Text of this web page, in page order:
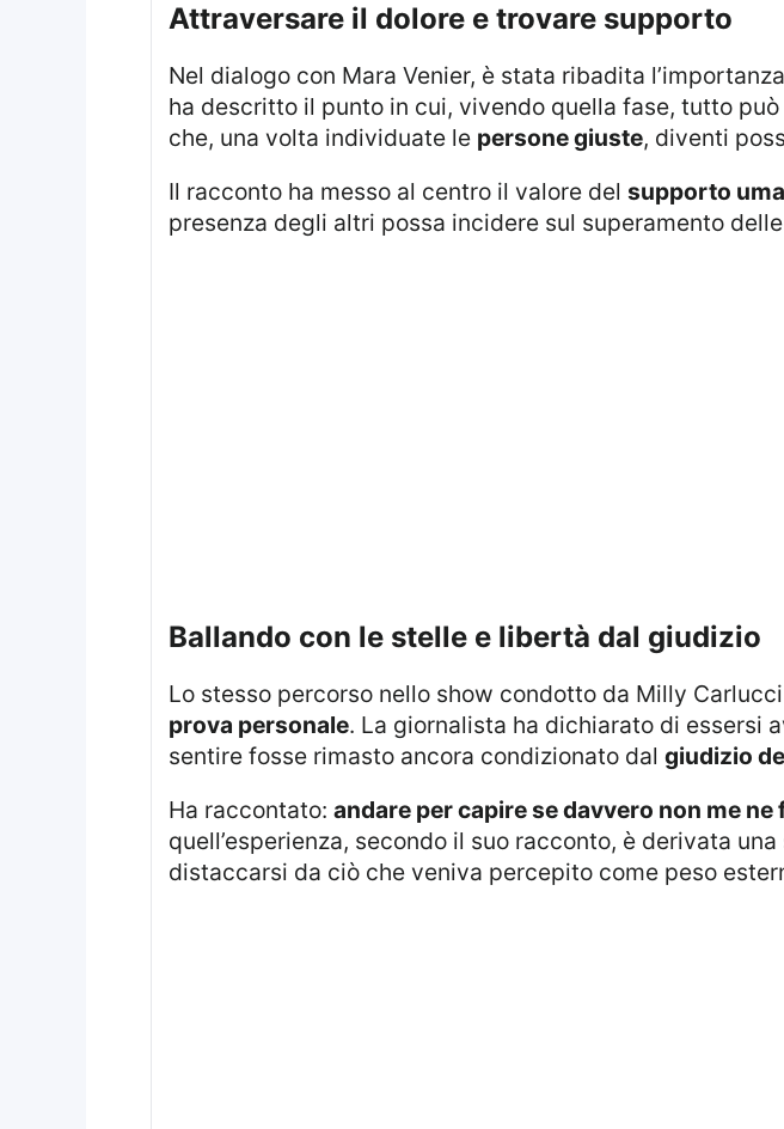
attraversare il dolore e trovare supporto
Nel dialogo con Mara Venier, è stata ribadita
ha descritto il punto in cui, vivendo quella fase, tutto
che, una volta individuate le persone giuste, diventi
Il racconto ha messo al centro il valore del supporto
presenza degli altri possa incidere sul superamento
ballando con le stelle e libertà dal giudizio
Lo stesso percorso nello show condotto da Milly
prova personale. La giornalista ha dichiarato di essersi
sentire fosse rimasto ancora condizionato dal giudizio
Ha raccontato: andare per capire se davvero non me
quell’esperienza, secondo il suo racconto, è derivata
distaccarsi da ciò che veniva percepito come peso